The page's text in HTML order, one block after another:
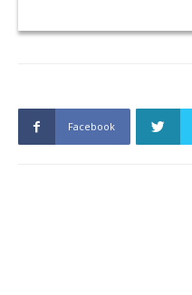
Facebook